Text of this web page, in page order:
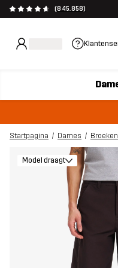
(845.858)
Startpagina Dames Broeken
Model draagt